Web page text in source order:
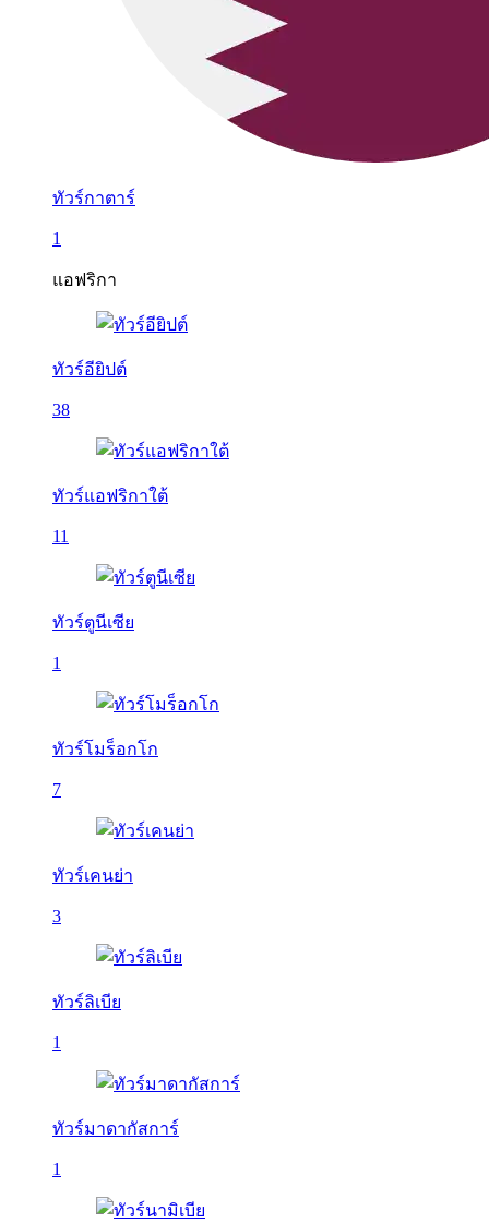
ทัวร์กาตาร์
1
แอฟริกา
ทัวร์อียิปต์
38
ทัวร์แอฟริกาใต้
11
ทัวร์ตูนีเซีย
1
ทัวร์โมร็อกโก
7
ทัวร์เคนย่า
3
ทัวร์ลิเบีย
1
ทัวร์มาดากัสการ์
1